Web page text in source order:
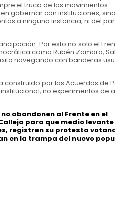
el truco de los movimientos
gobernar con instituciones, sino
a ninguna instancia, ni del
Por esto no solo el
como Rubén Zamora,
navegando con banderas
construido por los Acuerdos de
no experimentos de
abandonen al Frente en el
para que medio
registren su protesta
en la trampa del nuevo